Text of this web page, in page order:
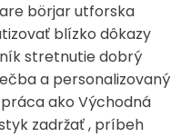
börjar utforska
blízko dôkazy
stretnutie dobrý
a personalizovaný
ako Východná
zadržať , príbeh